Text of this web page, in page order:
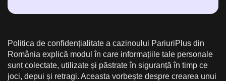
Politica de confidențialitate a cazinoului PariuriPlus din
România explică modul în care informațiile tale personale
sunt colectate, utilizate și păstrate în siguranță în timp ce
joci, depui și retragi. Aceasta vorbește despre crearea unui